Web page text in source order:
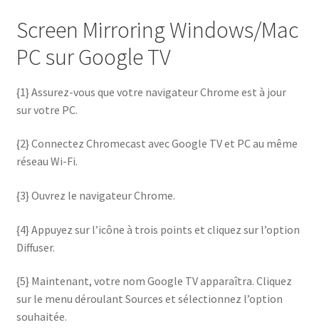
Screen Mirroring Windows/Mac
PC sur Google TV
{1} Assurez-vous que votre navigateur Chrome est à jour
sur votre PC.
{2} Connectez Chromecast avec Google TV et PC au même
réseau Wi-Fi.
{3} Ouvrez le navigateur Chrome.
{4} Appuyez sur l’icône à trois points et cliquez sur l’option
Diffuser.
{5} Maintenant, votre nom Google TV apparaîtra. Cliquez
sur le menu déroulant Sources et sélectionnez l’option
souhaitée.